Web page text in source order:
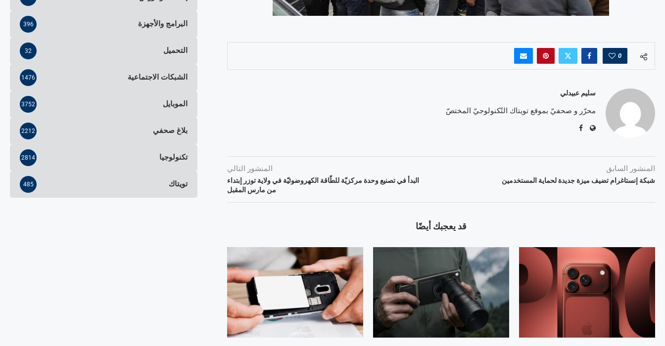
0
سليم عبيدلي
محرّر و صحفيّ بموقع تويتاك التّكنولوجيّ المختصّ
المنشور السابق
شبكة إنستاغرام تضيف ميزة جديدة لحماية المستخدمين
المنشور التالي
البدأ في تصنيع وحدة مركزيّة للطّاقة الكهروضوئيّة في ولاية توزر إبتداء
من مارس المقبل
قد يعجبك أيضًا
البرامج والأجهزة 396
التحميل 32
الشبكات الاجتماعية 1476
الموبايل 3752
بلاغ صحفي 2212
تكنولوجيا 2814
تويتاك 485